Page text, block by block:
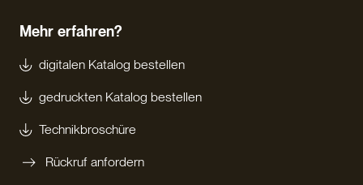
Mehr erfahren?
digitalen Katalog bestellen
gedruckten Katalog bestellen
Technikbroschüre
Rückruf anfordern